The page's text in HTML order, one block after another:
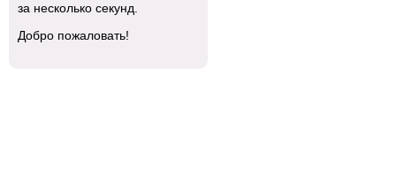
за несколько секунд.
Добро пожаловать!